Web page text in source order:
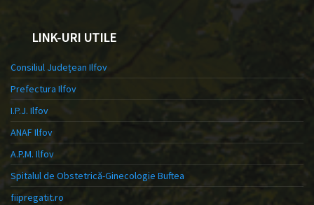
LINK-URI UTILE
Consiliul Județean Ilfov
Prefectura Ilfov
I.P.J. Ilfov
ANAF Ilfov
A.P.M. Ilfov
Spitalul de Obstetrică-Ginecologie Buftea
fiipregatit.ro